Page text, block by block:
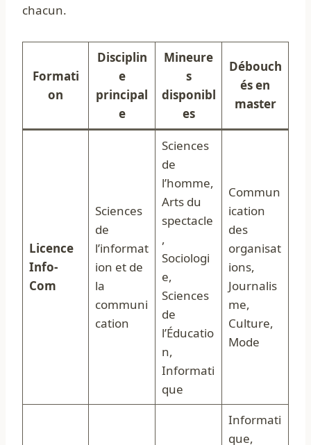
chacun.
Formati
on
Disciplin
e
principal
e
Mineure
s
disponibl
es
Débouch
és en
master
Licence
Info-
Com
Sciences
de
l’informat
ion et de
la
communi
cation
Sciences
de
l’homme,
Arts du
spectacle
,
Sociologi
e,
Sciences
de
l’Éducatio
n,
Informati
que
Commun
ication
des
organisat
ions,
Journalis
me,
Culture,
Mode
Informati
que,